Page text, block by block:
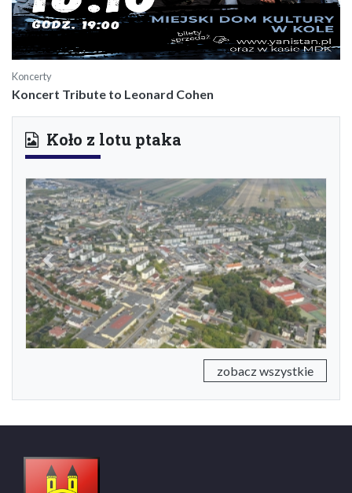
Koncerty
Koncert Tribute to Leonard Cohen
Koło z lotu ptaka
Previous Next
zobacz wszystkie